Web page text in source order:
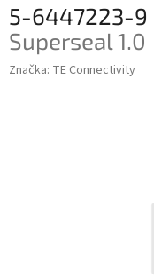
5-6447223-9
Superseal 1.0
Značka: TE Connectivity